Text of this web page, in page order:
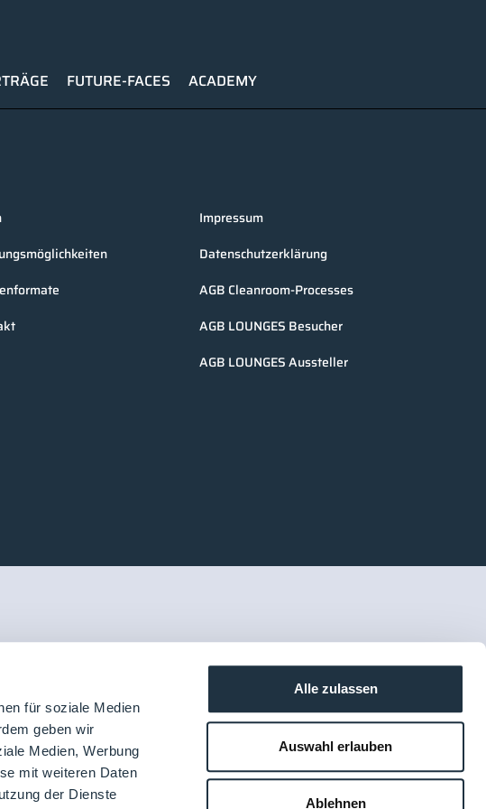
für soziale Medien
geben wir
Medien, Werbung
mit weiteren Daten
der Dienste
Alle zulassen
Auswahl erlauben
Ablehnen
FUTURE-FACES ACADEMY
Impressum
Datenschutzerklärung
AGB Cleanroom-Processes
AGB LOUNGES Besucher
AGB LOUNGES Aussteller